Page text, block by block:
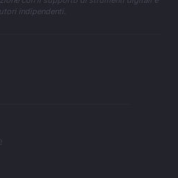
indipendenti.